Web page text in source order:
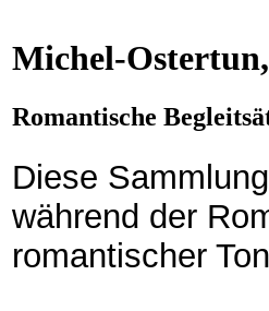
Michel-
Romantische
Diese
während der
romantischer